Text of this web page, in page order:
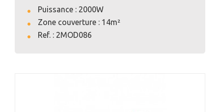
VOIR L'ANNONCE
Puissance : 2000W
Zone couverture : 14m²
Ref. : 2MOD086